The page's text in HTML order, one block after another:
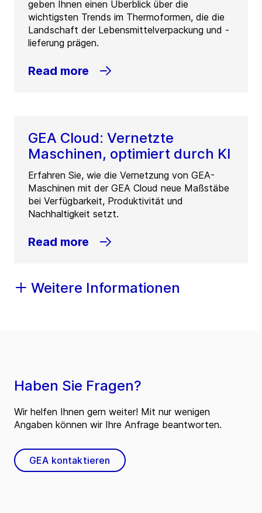
geben Ihnen einen Überblick über die
wichtigsten Trends im Thermoformen, die die
Landschaft der Lebensmittelverpackung und -
lieferung prägen.
Read more
GEA Cloud: Vernetzte
Maschinen, optimiert durch KI
Erfahren Sie, wie die Vernetzung von GEA-
Maschinen mit der GEA Cloud neue Maßstäbe
bei Verfügbarkeit, Produktivität und
Nachhaltigkeit setzt.
Read more
Weitere Informationen
Haben Sie Fragen?
Wir helfen Ihnen gern weiter! Mit nur wenigen
Angaben können wir Ihre Anfrage beantworten.
GEA kontaktieren